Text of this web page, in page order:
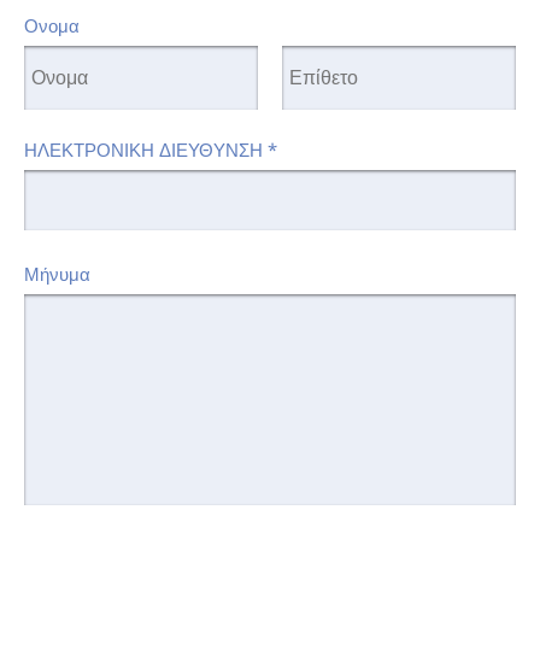
Ονομα
ΗΛΕΚΤΡΟΝΙΚΗ ΔΙΕΥΘΥΝΣΗ *
Μήνυμα